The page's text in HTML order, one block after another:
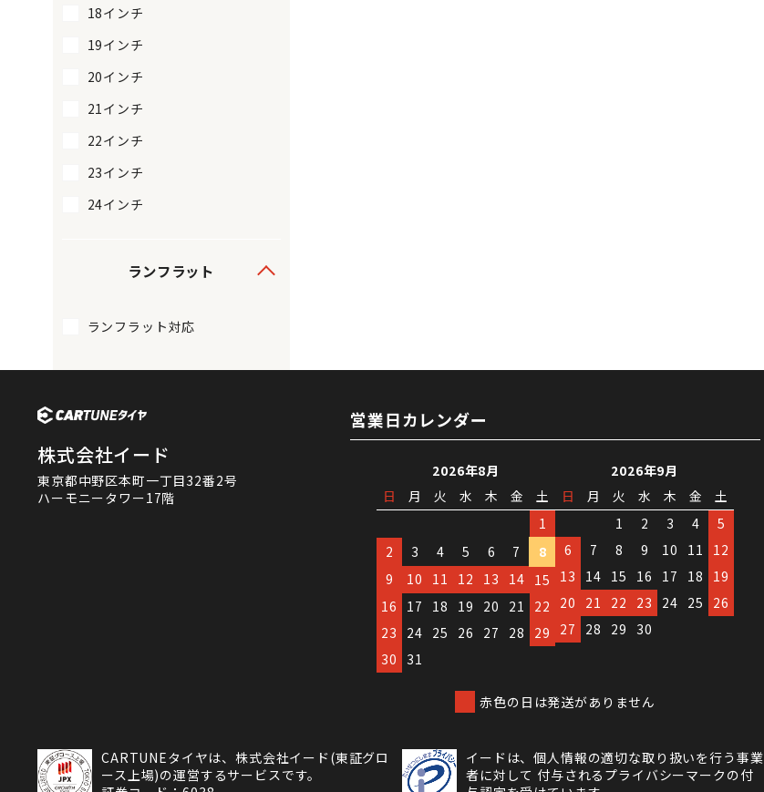
18インチ
19インチ
20インチ
21インチ
22インチ
23インチ
24インチ
ランフラット
ランフラット対応
株式会社イード
東京都中野区本町一丁目32番2号
ハーモニータワー17階
営業日カレンダー
2026年8月
日
月 火 水 木 金
土
1
2
3 4 5 6 7
8
9
10 11 12 13 14 15
16
17 18 19 20 21
22
23
24 25 26 27 28
29
30
31
2026年9月
日
月 火 水 木 金
土
1
2 3 4
5
6
7 8 9 10 11
12
13
14 15 16 17 18
19
20
21 22 23 24 25
26
27
28 29 30
赤色の日は発送がありません
CARTUNEタイヤは、株式会社イード(東証グロ
ース上場)の運営するサービスです。
イードは、個人情報の適切な取り扱いを行う事業
者に対して 付与されるプライバシーマークの付